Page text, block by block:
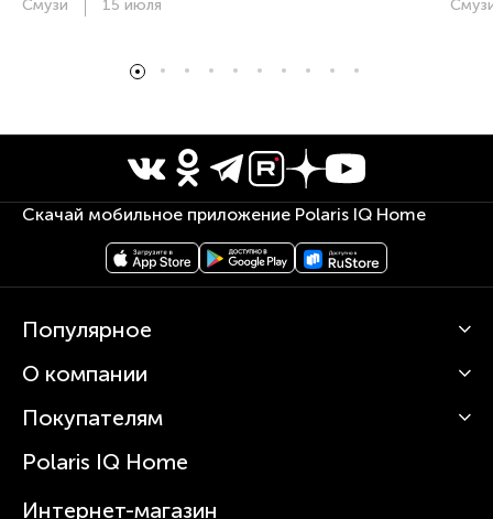
Смузи 15 июля
Скачай мобильное приложение Polaris IQ Home
Популярное
Кофемашины
Вертикальные пылесосы
Зубные щетки и ирригаторы
Увлажнители
О компании
О Polaris
Статьи
Покупателям
Сервисные центры
Где купить
Polaris IQ Home
Интернет-магазин